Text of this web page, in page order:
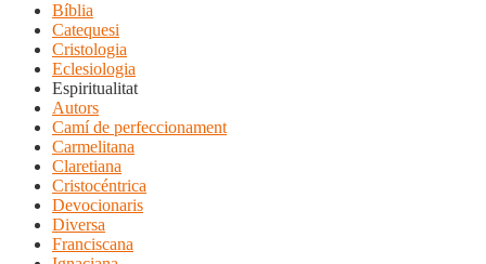
Bíblia
Catequesi
Cristologia
Eclesiologia
Espiritualitat
Autors
Camí de perfeccionament
Carmelitana
Claretiana
Cristocéntrica
Devocionaris
Diversa
Franciscana